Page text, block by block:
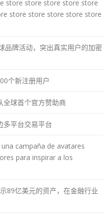
store store store store store
store store store store store
品牌活动，突出真实用户的加密
个新注册用户
全球首个官方赞助商
多平台交易平台
campaña de avatares
para inspirar a los
89亿美元的资产，在金融行业